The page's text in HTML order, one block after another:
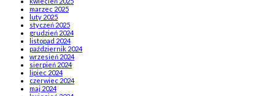
marzec 2025
luty 2025
styczeń 2025
grudzień 2024
listopad 2024
październik 2024
wrzesień 2024
sierpień 2024
lipiec 2024
czerwiec 2024
maj 2024